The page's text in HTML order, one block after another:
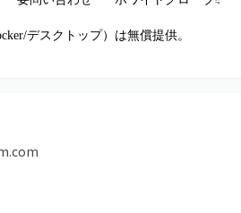
デスクトップ）は無償提供。